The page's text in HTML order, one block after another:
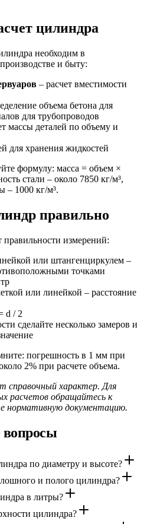
цилиндра
необходим в
и быту:
– расчет вместимости
объема бетона для
для трубопроводов
массы деталей по объему и
для хранения жидкостей
формулу: масса = объем ×
стали – около 7850 кг/м³,
– 1000 кг/м³.
правильно
правильности измерений:
или штангенциркулем –
точками
или линейкой – расстояние
d / 2
сделайте несколько замеров и
погрешность в 1 мм при
2% при расчете объема.
справочный характер. Для
расчетов обращайтесь к
нормативную документацию.
вопросы
по диаметру и высоте?
и полого цилиндра?
в литры?
цилиндра?